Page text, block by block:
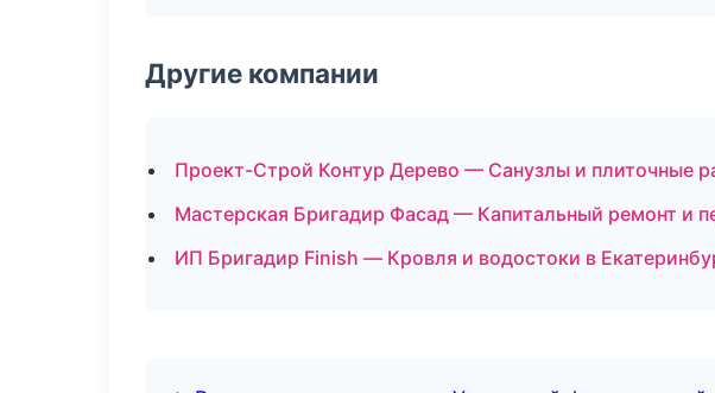
Другие компании
Проект-Строй Контур Дерево — Санузлы и плиточные
Мастерская Бригадир Фасад — Капитальный ремонт и
ИП Бригадир Finish — Кровля и водостоки в